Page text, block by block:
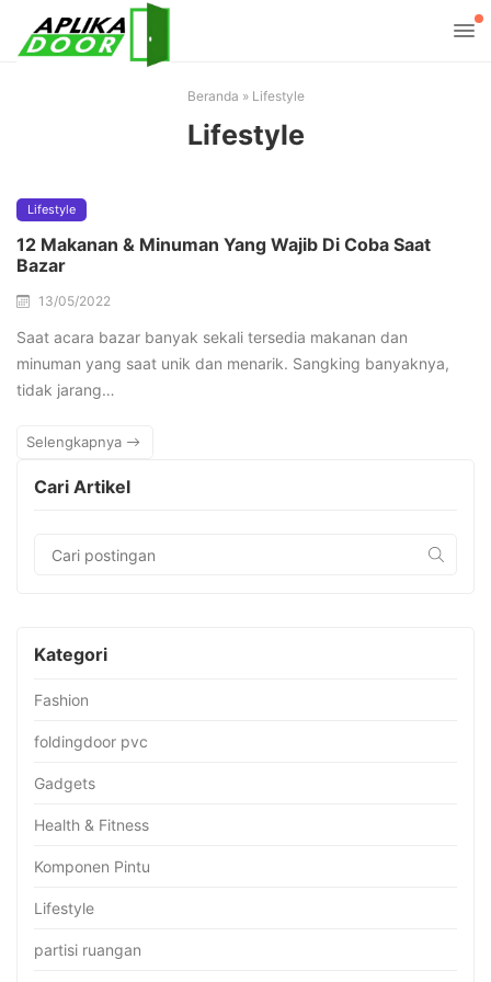
Beranda » Lifestyle
Lifestyle
Lifestyle
12 Makanan & Minuman Yang Wajib Di Coba Saat
Bazar
13/05/2022
Saat acara bazar banyak sekali tersedia makanan dan
minuman yang saat unik dan menarik. Sangking banyaknya,
tidak jarang…
Selengkapnya
Cari Artikel
Kategori
Fashion
foldingdoor pvc
Gadgets
Health & Fitness
Komponen Pintu
Lifestyle
partisi ruangan